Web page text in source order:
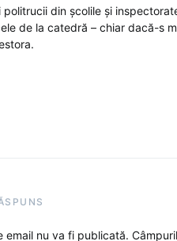
politrucii din școlile și
de la catedră – chiar dacă-s
email nu va fi publicată.